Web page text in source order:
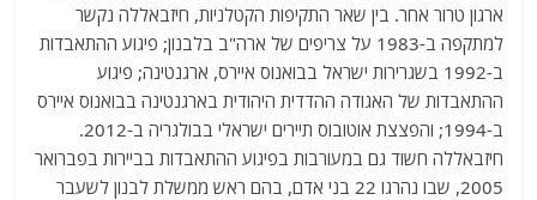
ארגון טרור אחר. בין שאר התקיפות הקטלניות, חיזבאללה נקשר
למתקפה ב-1983 על צריפים של ארה"ב בלבנון; פיגוע ההתאבדות
ב-1992 בשגרירות ישראל בבואנוס איירס, ארגנטינה; פיגוע
ההתאבדות של האגודה ההדדית היהודית בארגנטינה בבואנוס איירס
ב-1994; והפצצת אוטובוס תיירים ישראלי בבולגריה ב-2012.
חיזבאללה חשוד גם במעורבות בפיגוע ההתאבדות בביירות בפברואר
2005, שבו נהרגו 22 בני אדם, בהם ראש ממשלת לבנון לשעבר